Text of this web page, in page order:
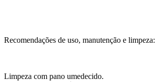
Recomendações de uso, manutenção e limpeza:
Limpeza com pano umedecido.